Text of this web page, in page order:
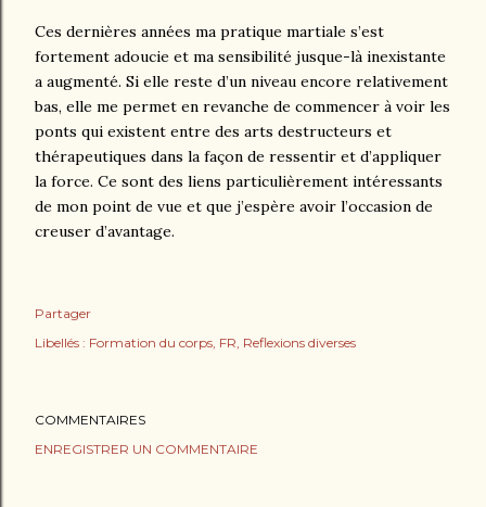
Ces dernières années ma pratique martiale s’est
fortement adoucie et ma sensibilité jusque-là inexistante
a augmenté. Si elle reste d’un niveau encore relativement
bas, elle me permet en revanche de commencer à voir les
ponts qui existent entre des arts destructeurs et
thérapeutiques dans la façon de ressentir et d’appliquer
la force. Ce sont des liens particulièrement intéressants
de mon point de vue et que j’espère avoir l’occasion de
creuser d’avantage.
Partager
Libellés : Formation du corps FR Reflexions diverses
COMMENTAIRES
ENREGISTRER UN COMMENTAIRE